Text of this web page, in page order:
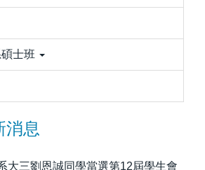
士班
消息
大三劉恩誠同學當選第12屆學生會